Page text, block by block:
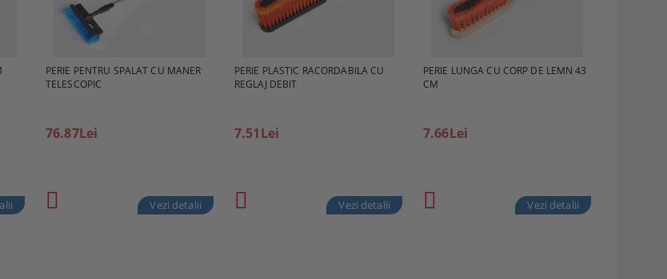
PERIE PENTRU SPALAT CU MANER
TELESCOPIC
76.87Lei
Vezi detalii
PERIE PLASTIC RACORDABILA CU
REGLAJ DEBIT
7.51Lei
Vezi detalii
PERIE LUNGA CU CORP DE LEMN 43
CM
7.66Lei
Vezi detalii